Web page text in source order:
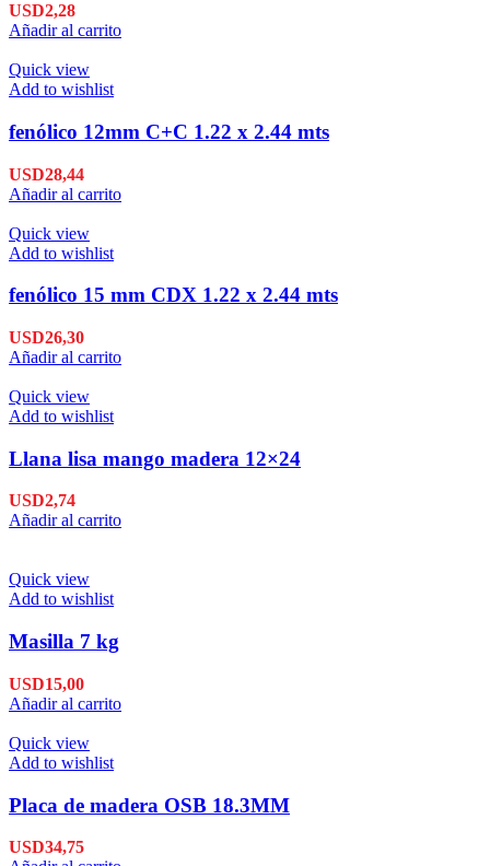
USD2,28
Añadir al carrito
Quick view
Add to wishlist
fenólico 12mm C+C 1.22 x 2.44 mts
USD28,44
Añadir al carrito
Quick view
Add to wishlist
fenólico 15 mm CDX 1.22 x 2.44 mts
USD26,30
Añadir al carrito
Quick view
Add to wishlist
Llana lisa mango madera 12×24
USD2,74
Añadir al carrito
Quick view
Add to wishlist
Masilla 7 kg
USD15,00
Añadir al carrito
Quick view
Add to wishlist
Placa de madera OSB 18.3MM
USD34,75